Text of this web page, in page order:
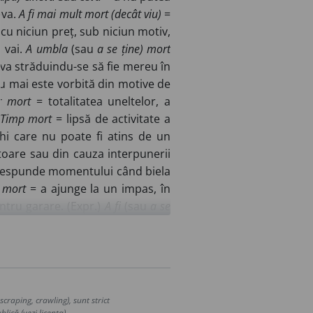
A fi mai mult mort (decât viu) =
niciun preț, sub niciun motiv,
vai.A umbla(saua se ține) mort
străduindu-se să fie mereu în
mai este vorbită din motive de
mort= totalitatea uneltelor, a
Timp mort= lipsă de activitate a
care nu poate fi atins de un
sau din cauza interpunerii
momentului când biela
= a ajunge la un impas, în
garare. (
culori, nuanțe) Fără strălucire;
crawling), sunt strict